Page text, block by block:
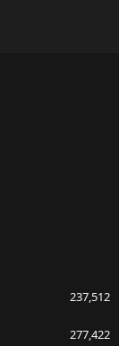
237,512
277,422